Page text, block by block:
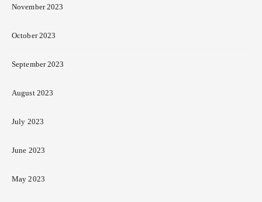
November 2023
October 2023
September 2023
August 2023
July 2023
June 2023
May 2023